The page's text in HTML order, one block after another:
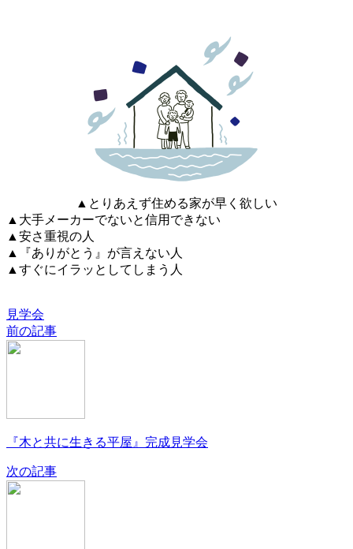
▲とりあえず住める家が早く欲しい
▲大手メーカーでないと信用できない
▲安さ重視の人
▲『ありがとう』が言えない人
▲すぐにイラッとしてしまう人
見学会
前の記事
『木と共に生きる平屋』完成見学会
次の記事